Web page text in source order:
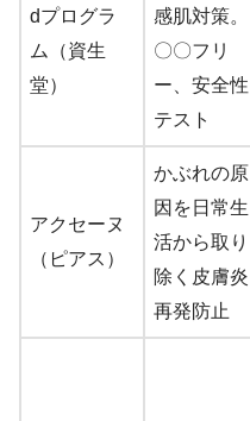
dプログラ
ム（資生
堂）
感肌対策。
〇〇フリ
ー、安全性
テスト
アクセーヌ
（ピアス）
かぶれの原
因を日常生
活から取り
除く皮膚炎
再発防止